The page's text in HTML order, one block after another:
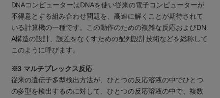
DNAコンピューターはDNAを使い従来の電子コンピューターが
不得意とする組み合わせ問題を、高速に解くことが期待されて
いる計算機の一種です。この動作のための複雑な反応およびDN
A構造の設計、誤差をなくすための配列設計技術などを総称して
このように呼びます。
※3 マルチプレックス反応
従来の遺伝子多型検出方法が、ひとつの反応溶液の中でひとつ
の多型を検出するのに対して、ひとつの反応溶液の中で、複数